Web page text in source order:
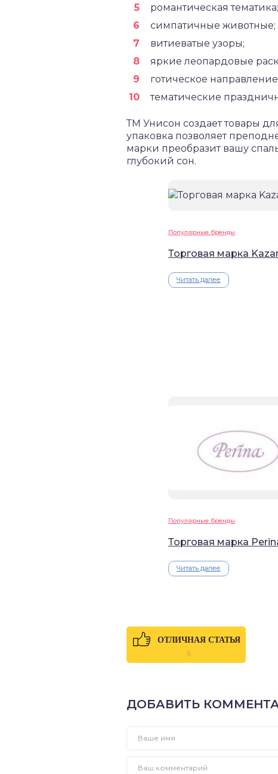
романтическая тематика;
симпатичные животные;
витиеватые узоры;
яркие леопардовые
готическое
тематические
ТМ Унисон создает товары
упаковка позволяет
марки преобразит вашу
глубокий сон.
Популярные бренды
Торговая марка
Читать далее
Популярные бренды
Торговая марка
Читать далее
ОТЛИЧНАЯ СТАТЬЯ
0
ДОБАВИТЬ